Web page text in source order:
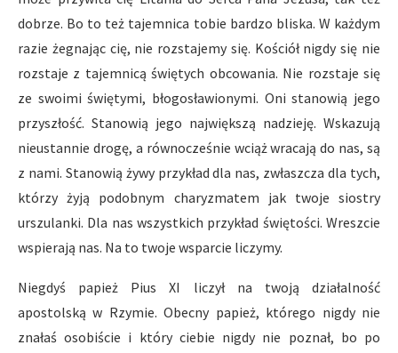
dobrze. Bo to też tajemnica tobie bardzo bliska. W każdym
razie żegnając cię, nie rozstajemy się. Kościół nigdy się nie
rozstaje z tajemnicą świętych obcowania. Nie rozstaje się
ze swoimi świętymi, błogosławionymi. Oni stanowią jego
przyszłość. Stanowią jego największą nadzieję. Wskazują
nieustannie drogę, a równocześnie wciąż wracają do nas, są
z nami. Stanowią żywy przykład dla nas, zwłaszcza dla tych,
którzy żyją podobnym charyzmatem jak twoje siostry
urszulanki. Dla nas wszystkich przykład świętości. Wreszcie
wspierają nas. Na to twoje wsparcie liczymy.
Niegdyś papież Pius XI liczył na twoją działalność
apostolską w Rzymie. Obecny papież, którego nigdy nie
znałaś osobiście i który ciebie nigdy nie poznał, bo po